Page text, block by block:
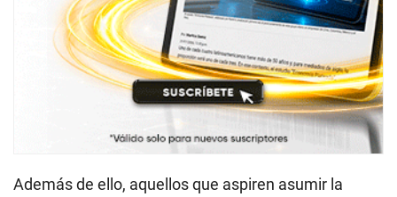
Además de ello, aquellos que aspiren asumir la